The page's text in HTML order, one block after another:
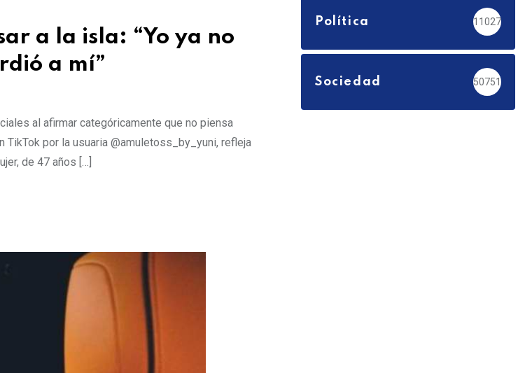
a la isla: “Yo ya no
a mí”
al afirmar categóricamente que no piensa
por la usuaria @amuletoss_by_yuni, refleja
de 47 años […]
Política 11027
Sociedad 50751